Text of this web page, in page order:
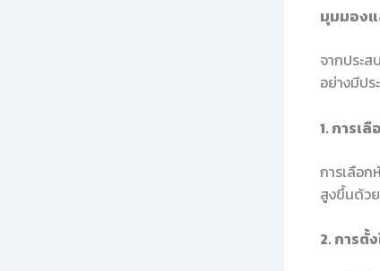
มุมมองแ
จากประ
อย่างมีป
1. การเ
การเลือ
สูงขึ้นด้วย
2. การตั้